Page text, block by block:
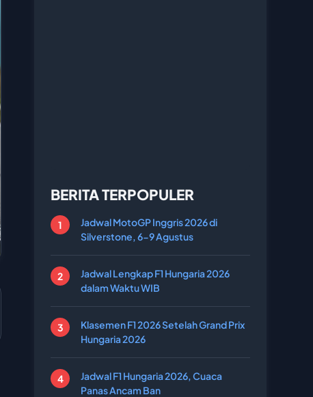
BERITA TERPOPULER
Jadwal MotoGP Inggris 2026 di
Silverstone, 6-9 Agustus
Jadwal Lengkap F1 Hungaria 2026
dalam Waktu WIB
Klasemen F1 2026 Setelah Grand Prix
Hungaria 2026
Jadwal F1 Hungaria 2026, Cuaca
Panas Ancam Ban